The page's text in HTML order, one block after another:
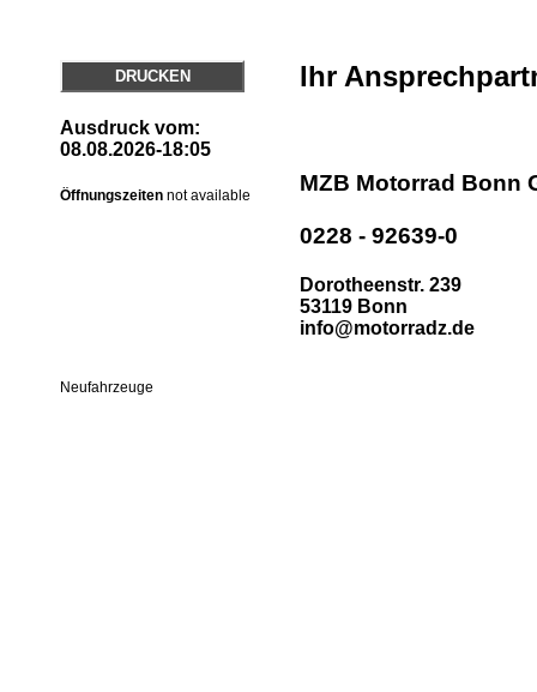
DRUCKEN
Ausdruck vom:
08.08.2026-18:05
Öffnungszeiten not available
Ihr
MZB Motorrad Bonn
0228 - 92639-0
Dorotheenstr. 239
53119 Bonn
info@motorradz.de
Neufahrzeuge